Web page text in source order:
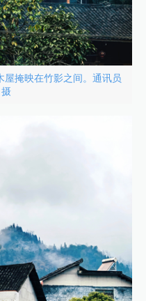
屋掩映在竹影之间。通讯员